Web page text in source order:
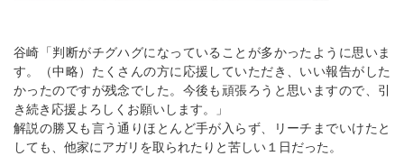
谷崎「判断がチグハグになっていることが多かったように思いま
す。（中略）たくさんの方に応援していただき、いい報告がした
かったのですが残念でした。今後も頑張ろうと思いますので、引
き続き応援よろしくお願いします。」
解説の勝又も言う通りほとんど手が入らず、リーチまでいけたと
しても、他家にアガリを取られたりと苦しい１日だった。